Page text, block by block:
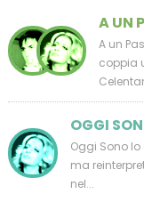
A UN
A un
coppia
OGGI
Oggi Sono
ma
nel...